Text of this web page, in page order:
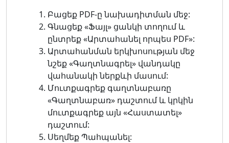
Բացեք PDF-ը նախադիտման մեջ:
Գնացեք «Ֆայլ» ցանկի տողում և
ընտրեք «Արտահանել որպես PDF»:
Արտահանման երկխոսության մեջ
նշեք «Գաղտնագրել» վանդակը
վահանակի ներքևի մասում:
Մուտքագրեք գաղտնաբառը
«Գաղտնաբառ» դաշտում և կրկին
մուտքագրեք այն «Հաստատել»
դաշտում:
Սեղմեք Պահպանել: